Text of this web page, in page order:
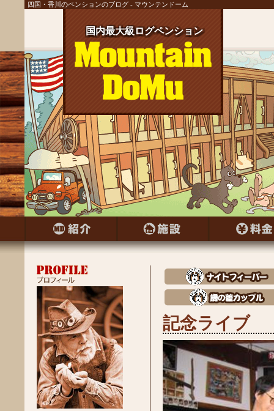
四国・香川のペンションのブログ - マウンテンドーム
国内最大級ログペンション
国内最大級ログペンション
国内最大級ログペンション
国内最大級ログペンション
国内最大級ログペンション
国内最大級ログペンション
国内最大級ログペンション
国内最大級ログペンション
国内最大級ログペンション
国内最大級ログペンション
国内最大級ログペンション
国内最大級ログペンション
国内最大級ログペンション
国内最大級ログペンション
国内最大級ログペンション
国内最大級ログペンション
国内最大級ログペンション
国内最大級ログペンション
国内最大級ログペンション
国内最大級ログペンション
国内最大級ログペンション
国内最大級ログペンション
国内最大級ログペンション
国内最大級ログペンション
国内最大級ログペンション
記念ライブ